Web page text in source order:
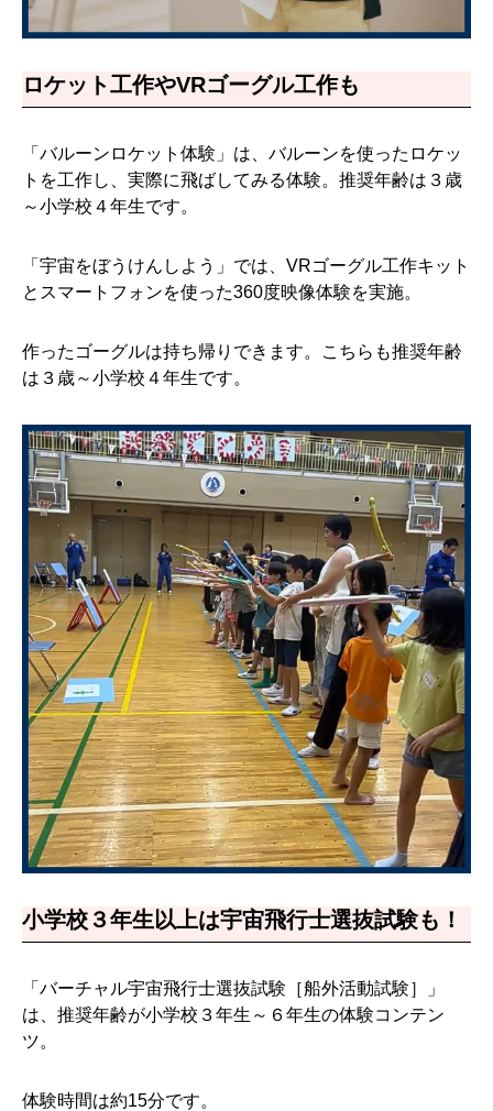
ロケット工作やVRゴーグル工作も
「バルーンロケット体験」は、バルーンを使ったロケッ
トを工作し、実際に飛ばしてみる体験。推奨年齢は３歳
～小学校４年生です。
「宇宙をぼうけんしよう」では、VRゴーグル工作キット
とスマートフォンを使った360度映像体験を実施。
作ったゴーグルは持ち帰りできます。こちらも推奨年齢
は３歳～小学校４年生です。
小学校３年生以上は宇宙飛行士選抜試験も！
「バーチャル宇宙飛行士選抜試験［船外活動試験］」
は、推奨年齢が小学校３年生～６年生の体験コンテン
ツ。
体験時間は約15分です。